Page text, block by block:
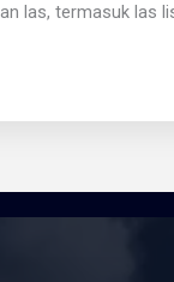
las, termasuk las